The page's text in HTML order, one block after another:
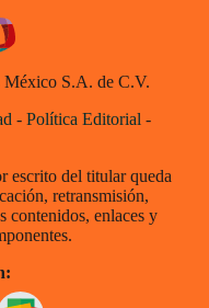
S.A. de C.V.
- Política Editorial -
escrito del titular queda
retransmisión,
contenidos, enlaces y